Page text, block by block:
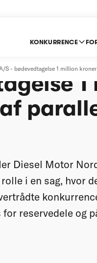
KONKURRENCE
S - bødevedtagelse 1 million
Diesel Motor
i en sag, hvor
for reservedele og